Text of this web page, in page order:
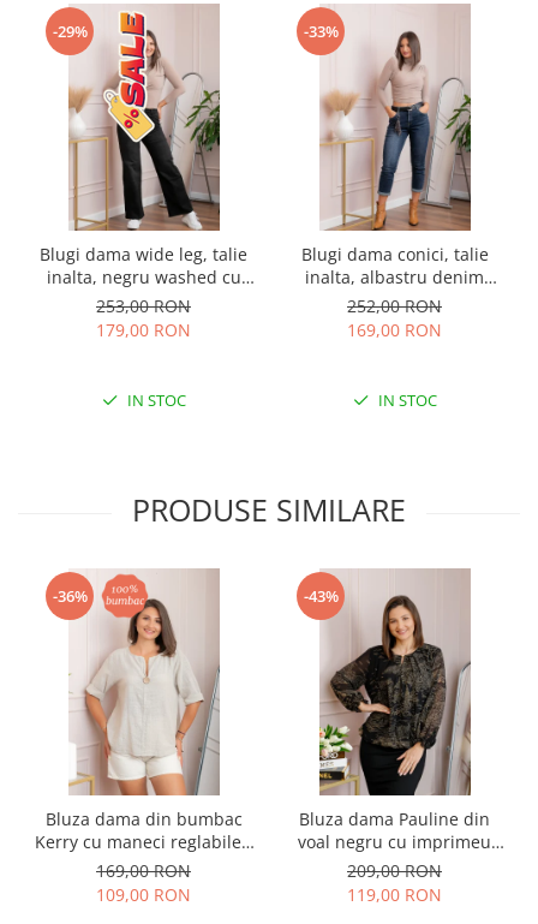
-29%
Blugi dama wide leg, talie
inalta, negru washed cu
buzunar cu strasuri —
Britney
253,00 RON
179,00 RON
IN STOC
-33%
Blugi dama conici, talie
inalta, albastru denim
prespalat — Holly
252,00 RON
169,00 RON
IN STOC
PRODUSE SIMILARE
-36%
Bluza dama din bumbac
Kerry cu maneci reglabile -
Ecru
169,00 RON
109,00 RON
-43%
Bluza dama Pauline din
voal negru cu imprimeu
floral auriu
209,00 RON
119,00 RON